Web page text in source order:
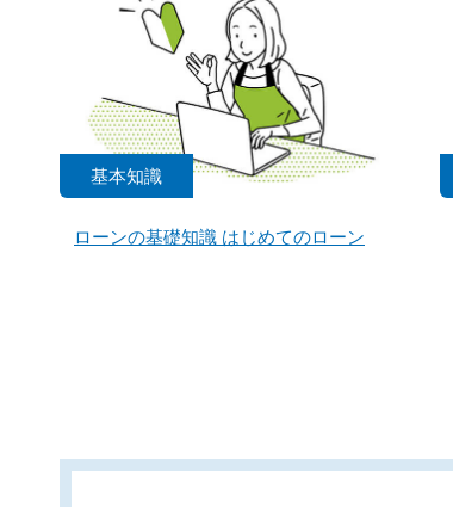
基本知識
ローンの基礎知識 はじめてのローン